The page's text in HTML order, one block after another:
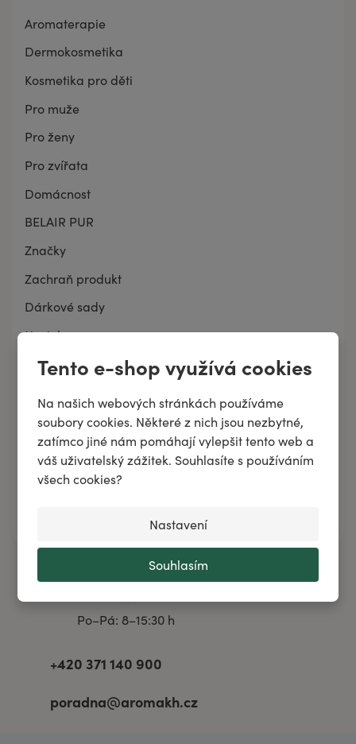
Tento e-shop využívá cookies
Na našich webových stránkách používáme
soubory cookies. Některé z nich jsou nezbytné,
zatímco jiné nám pomáhají vylepšit tento web a
váš uživatelský zážitek. Souhlasíte s používáním
všech cookies?
Nastavení
Souhlasím
Aromaterapie
Dermokosmetika
Kosmetika pro děti
Pro muže
Pro ženy
Pro zvířata
Domácnost
BELAIR PUR
Značky
Zachraň produkt
Dárkové sady
Novinky
Tipy měsíce
Akční nabídky
💣 Aktuální akce
👀 Stojí za pozornost
Po–Pá: 8–15:30 h
+420 371 140 900
poradna@aromakh.cz